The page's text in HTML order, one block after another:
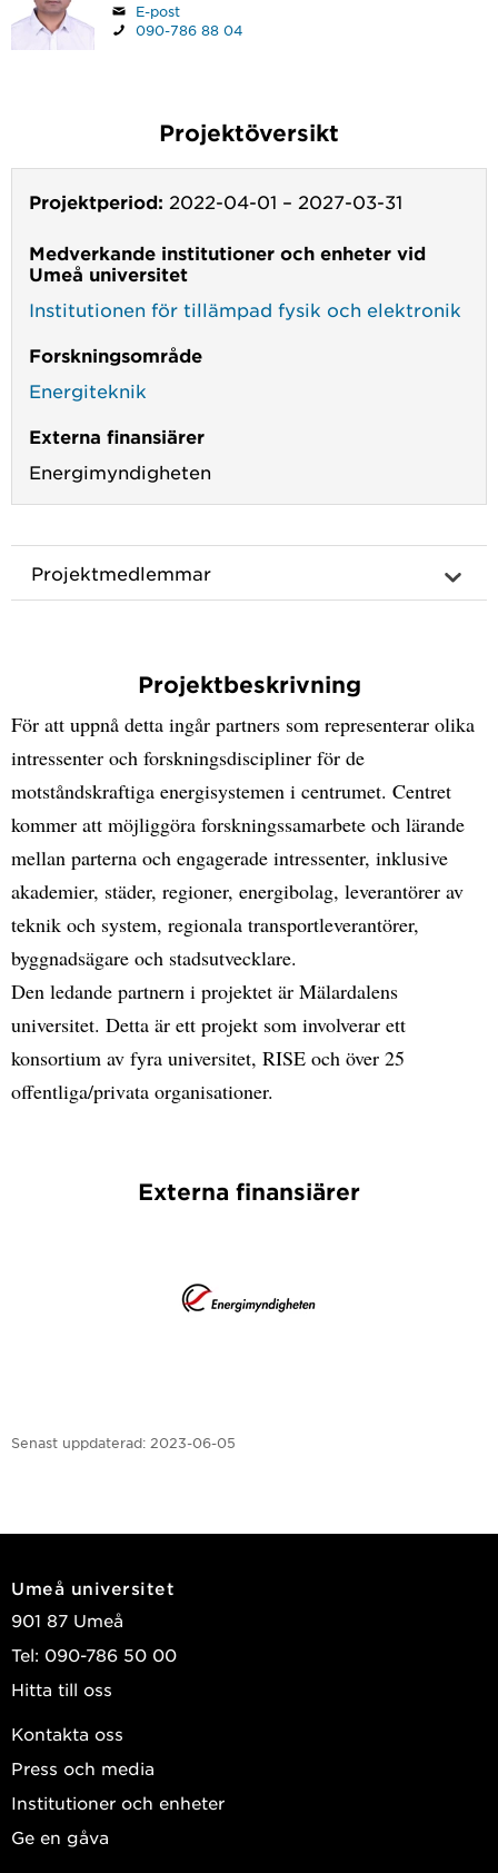
E-post
090-786 88 04
Projektöversikt
Projektperiod: 2022-04-01 – 2027-03-31
Medverkande institutioner och enheter vid
Umeå universitet
Institutionen för tillämpad fysik och elektronik
Forskningsområde
Energiteknik
Externa finansiärer
Energimyndigheten
Projektmedlemmar
Projektbeskrivning
För att uppnå detta ingår partners som representerar olika
intressenter och forskningsdiscipliner för de
motståndskraftiga energisystemen i centrumet. Centret
kommer att möjliggöra forskningssamarbete och lärande
mellan parterna och engagerade intressenter, inklusive
akademier, städer, regioner, energibolag, leverantörer av
teknik och system, regionala transportleverantörer,
byggnadsägare och stadsutvecklare.
Den ledande partnern i projektet är Mälardalens
universitet. Detta är ett projekt som involverar ett
konsortium av fyra universitet, RISE och över 25
offentliga/privata organisationer.
Externa finansiärer
Senast uppdaterad: 2023-06-05
Umeå universitet
901 87 Umeå
Tel: 090-786 50 00
Hitta till oss
Kontakta oss
Press och media
Institutioner och enheter
Ge en gåva